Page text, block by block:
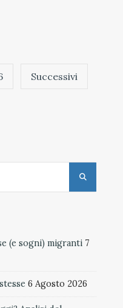
Successivi
(e sogni) migranti 7
6 Agosto 2026